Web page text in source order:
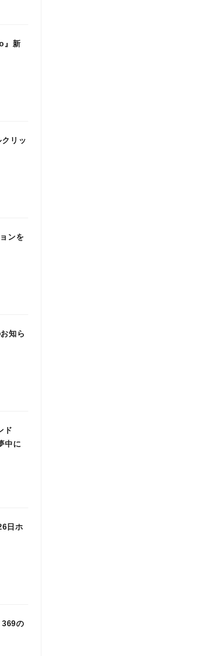
』新
リッ
ンを
知ら
ド
中に
日ホ
の